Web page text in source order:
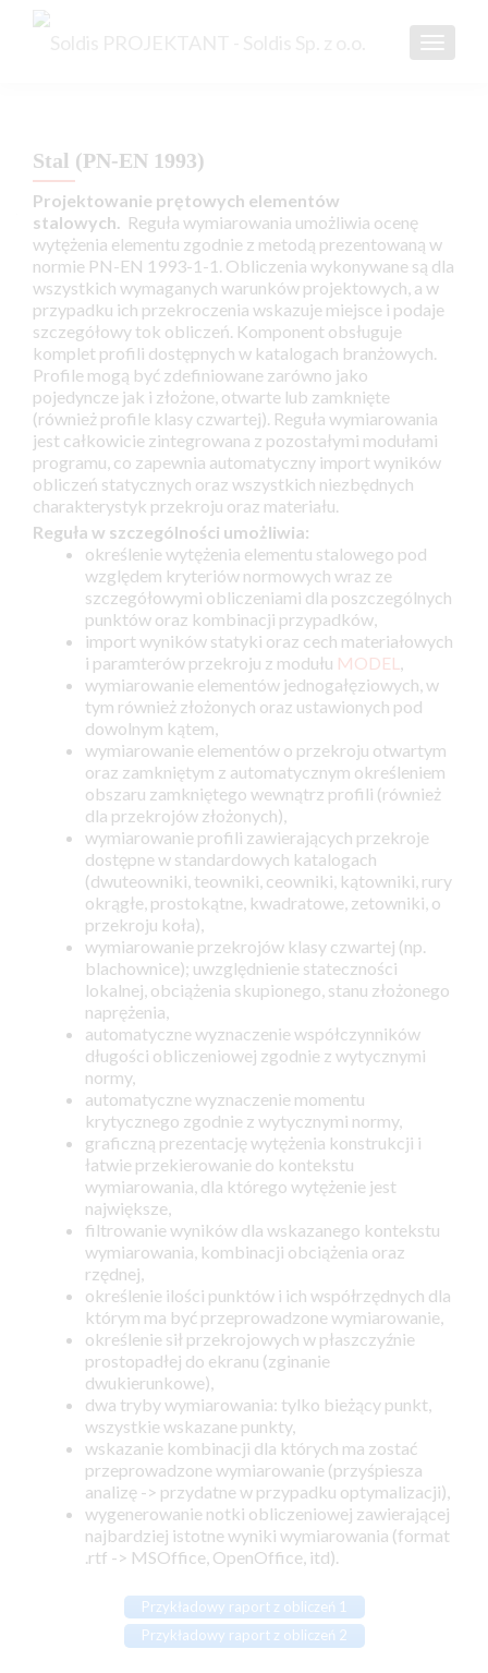
Stal (PN-EN 1993)
Projektowanie prętowych elementów
stalowych. Reguła wymiarowania umożliwia ocenę
wytężenia elementu zgodnie z metodą prezentowaną w
normie PN-EN 1993-1-1. Obliczenia wykonywane są dla
wszystkich wymaganych warunków projektowych, a w
przypadku ich przekroczenia wskazuje miejsce i podaje
szczegółowy tok obliczeń. Komponent obsługuje
komplet profili dostępnych w katalogach branżowych.
Profile mogą być zdefiniowane zarówno jako
pojedyncze jak i złożone, otwarte lub zamknięte
(również profile klasy czwartej). Reguła wymiarowania
jest całkowicie zintegrowana z pozostałymi modułami
programu, co zapewnia automatyczny import wyników
obliczeń statycznych oraz wszystkich niezbędnych
charakterystyk przekroju oraz materiału.
Reguła w szczególności umożliwia:
określenie wytężenia elementu stalowego pod
względem kryteriów normowych wraz ze
szczegółowymi obliczeniami dla poszczególnych
punktów oraz kombinacji przypadków,
import wyników statyki oraz cech materiałowych
i paramterów przekroju z modułu MODEL ,
wymiarowanie elementów jednogałęziowych, w
tym również złożonych oraz ustawionych pod
dowolnym kątem,
wymiarowanie elementów o przekroju otwartym
oraz zamkniętym z automatycznym określeniem
obszaru zamkniętego wewnątrz profili (również
dla przekrojów złożonych),
wymiarowanie profili zawierających przekroje
dostępne w standardowych katalogach
(dwuteowniki, teowniki, ceowniki, kątowniki, rury
okrągłe, prostokątne, kwadratowe, zetowniki, o
przekroju koła),
wymiarowanie przekrojów klasy czwartej (np.
blachownice); uwzględnienie stateczności
lokalnej, obciążenia skupionego, stanu złożonego
naprężenia,
automatyczne wyznaczenie współczynników
długości obliczeniowej zgodnie z wytycznymi
normy,
automatyczne wyznaczenie momentu
krytycznego zgodnie z wytycznymi normy,
graficzną prezentację wytężenia konstrukcji i
łatwie przekierowanie do kontekstu
wymiarowania, dla którego wytężenie jest
największe,
filtrowanie wyników dla wskazanego kontekstu
wymiarowania, kombinacji obciążenia oraz
rzędnej,
określenie ilości punktów i ich współrzędnych dla
którym ma być przeprowadzone wymiarowanie,
określenie sił przekrojowych w płaszczyźnie
prostopadłej do ekranu (zginanie
dwukierunkowe),
dwa tryby wymiarowania: tylko bieżący punkt,
wszystkie wskazane punkty,
wskazanie kombinacji dla których ma zostać
przeprowadzone wymiarowanie (przyśpiesza
analizę -> przydatne w przypadku optymalizacji),
wygenerowanie notki obliczeniowej zawierającej
najbardziej istotne wyniki wymiarowania (format
.rtf -> MSOffice, OpenOffice, itd).
Przykładowy raport z obliczeń 1
Przykładowy raport z obliczeń 2